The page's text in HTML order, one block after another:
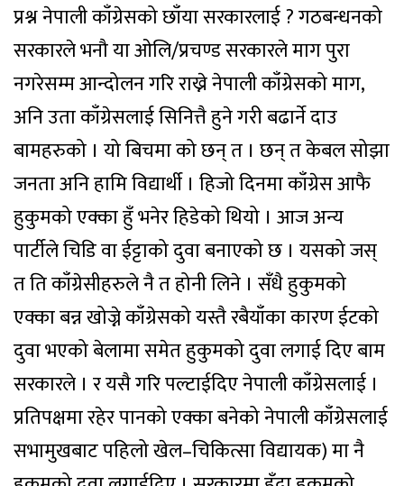
प्रश्न नेपाली काँग्रेसको छाँया सरकारलाई ? गठबन्धनको
सरकारले भनौ या ओलि/प्रचण्ड सरकारले माग पुरा
नगरेसम्म आन्दोलन गरि राख्ने नेपाली काँग्रेसको माग,
अनि उता काँग्रेसलाई सिनित्तै हुने गरी बढार्ने दाउ
बामहरुको । यो बिचमा को छन् त । छन् त केबल सोझा
जनता अनि हामि विद्यार्थी । हिजो दिनमा काँग्रेस आफै
हुकुमको एक्का हुँ भनेर हिडेको थियो । आज अन्य
पार्टीले चिडि वा ईट्टाको दुवा बनाएको छ । यसको जस्
त ति काँग्रेसीहरुले नै त होनी लिने । सँधै हुकुमको
एक्का बन्न खोज्ने काँग्रेसको यस्तै रबैयाँका कारण ईटको
दुवा भएको बेलामा समेत हुकुमको दुवा लगाई दिए बाम
सरकारले । र यसै गरि पल्टाईदिए नेपाली काँग्रेसलाई ।
प्रतिपक्षमा रहेर पानको एक्का बनेको नेपाली काँग्रेसलाई
सभामुखबाट पहिलो खेल–चिकित्सा विद्यायक) मा नै